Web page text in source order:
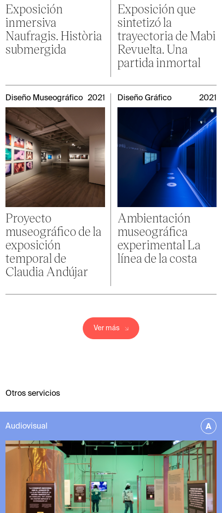
Exposición
inmersiva
Naufragis. Història
submergida
Exposición que
sintetizó la
trayectoria de Mabi
Revuelta. Una
partida inmortal
Diseño Museográfico 2021
Proyecto
museográfico de la
exposición
temporal de
Claudia Andújar
Diseño Gráfico 2021
Ambientación
museográfica
experimental La
línea de la costa
Ver más
Otros servicios
Audiovisual A